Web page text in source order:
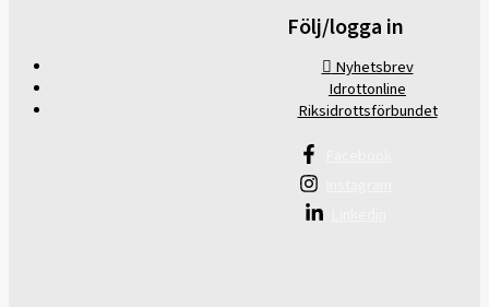
Följ/logga in
Nyhetsbrev
Idrottonline
Riksidrottsförbundet